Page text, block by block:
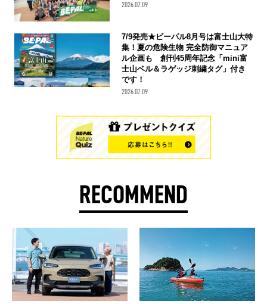
2026.07.09
7/9発売★ビーパル8月号は富士山大特
集！夏の危険生物 完全防御マニュア
ル企画も 創刊45周年記念「mini富
士山ベル＆ラゲッジ刺繍タグ」付き
です！
2026.07.09
RECOMMEND